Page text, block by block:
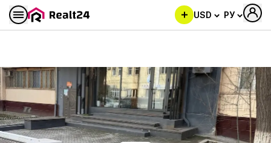
USD РУ
Сдается офис − 164 м²